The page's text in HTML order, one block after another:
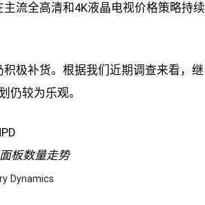
流全高清和4K液晶电视价格策略持续
极补货。根据我们近期调查来看，继
仍较为乐观。
板数量走势
Dynamics